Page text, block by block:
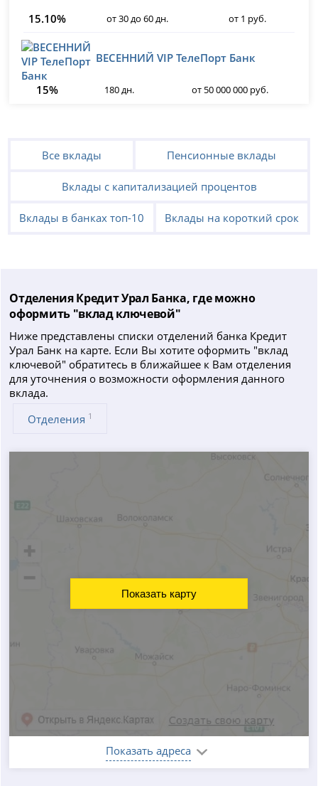
15.10% от 30 до 60 дн. от 1 руб.
ВЕСЕННИЙ VIP ТелеПорт Банк
15% 180 дн. от 50 000 000 руб.
Все вклады Пенсионные вклады
Вклады с капитализацией процентов
Вклады в банках топ-10 Вклады на короткий срок
Отделения Кредит Урал Банка, где можно
оформить "вклад ключевой"
Ниже представлены списки отделений банка Кредит
Урал Банк на карте. Если Вы хотите оформить "вклад
ключевой" обратитесь в ближайшее к Вам отделения
для уточнения о возможности оформления данного
вклада.
Отделения 1
Показать адреса
Показать карту